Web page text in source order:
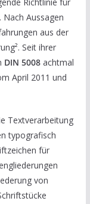
Aussagen
aus der
Seit ihrer
DIN 5008achtmal
April 2011 und
Textverarbeitung
typografisch
für
von